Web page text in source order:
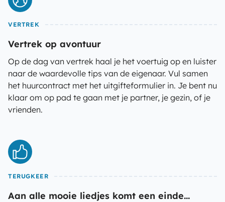
VERTREK
Vertrek op avontuur
Op de dag van vertrek haal je het voertuig op en luister
naar de waardevolle tips van de eigenaar. Vul samen
het huurcontract met het uitgifteformulier in. Je bent nu
klaar om op pad te gaan met je partner, je gezin, of je
vrienden.
TERUGKEER
Aan alle mooie liedjes komt een einde...